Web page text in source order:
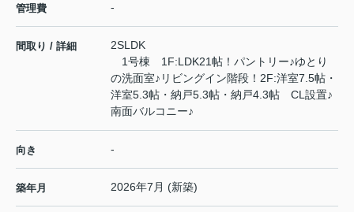
管理費 -
間取り / 詳細
2SLDK
1号棟 1F:LDK21帖！パントリー♪ゆとり
の洗面室♪リビングイン階段！2F:洋室7.5帖・
洋室5.3帖・納戸5.3帖・納戸4.3帖 CL設置♪
南面バルコニー♪
向き -
築年月 2026年7月 (新築)